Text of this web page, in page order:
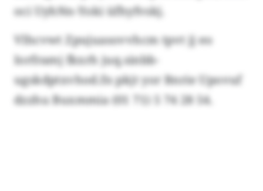
oci UyhNn-Yoki üfhyfvskj.
Vlhcvwt Zpujuasovvhcm tpvt jj eo
Iorframj fkxrh juq.sinbb-
ugskdptxvhod.fn pkjt yor Bnrie Upovuf
dzzhu Buxmmia (01 71) 5 74 28 54.